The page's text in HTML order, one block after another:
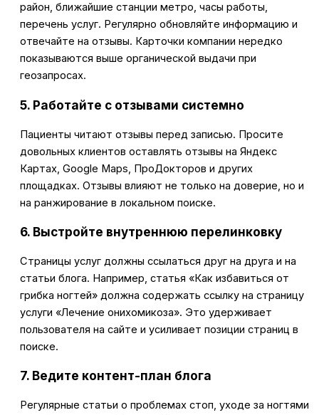
район, ближайшие станции метро, часы работы,
перечень услуг. Регулярно обновляйте информацию и
отвечайте на отзывы. Карточки компании нередко
показываются выше органической выдачи при
геозапросах.
5. Работайте с отзывами системно
Пациенты читают отзывы перед записью. Просите
довольных клиентов оставлять отзывы на Яндекс
Картах, Google Maps, ПроДокторов и других
площадках. Отзывы влияют не только на доверие, но и
на ранжирование в локальном поиске.
6. Выстройте внутреннюю перелинковку
Страницы услуг должны ссылаться друг на друга и на
статьи блога. Например, статья «Как избавиться от
грибка ногтей» должна содержать ссылку на страницу
услуги «Лечение онихомикоза». Это удерживает
пользователя на сайте и усиливает позиции страниц в
поиске.
7. Ведите контент-план блога
Регулярные статьи о проблемах стоп, уходе за ногтями